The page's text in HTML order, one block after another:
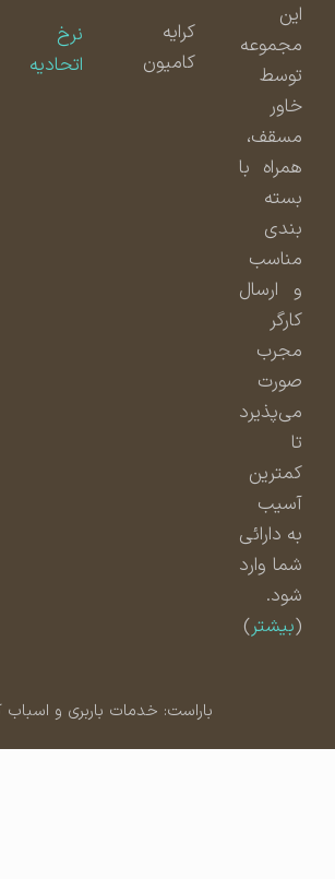
مجموعه
توسط
مسقف،
همراه با
بسته
بندی
مناسب
و ارسال
مجرب
صورت
می‌پذیرد
کمترین
آسیب
به دارائی
شما وارد
شود.
بیشتر)
کامیون
اتحادیه
باراست: خدمات باربری و اسباب کشی